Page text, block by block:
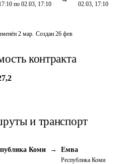
по 02.03, 17:10
02.03, 17:10
2 мар. Создан 26 фев
контракта
и транспорт
Коми → Емва
Республика Коми